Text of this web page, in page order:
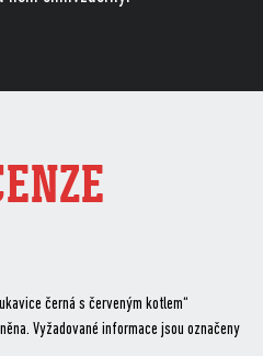
černá s červeným kotlem“
Vyžadované informace jsou označeny